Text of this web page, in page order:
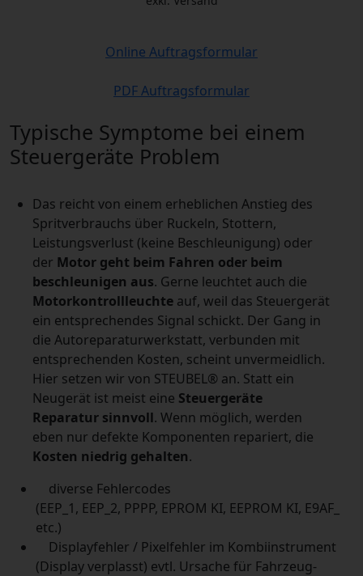
Online Auftragsformular
PDF Auftragsformular
Typische Symptome bei einem
Steuergeräte Problem
Das reicht von einem erheblichen Anstieg des
Spritverbrauchs über Ruckeln, Stottern,
Leistungsverlust (keine Beschleunigung) oder
der Motor geht beim Fahren oder beim
beschleunigen aus. Gerne leuchtet auch die
Motorkontrollleuchte auf, weil das Steuergerät
ein entsprechendes Signal schickt. Der Gang in
die Autoreparaturwerkstatt, verbunden mit
entsprechenden Kosten, scheint unvermeidlich.
Hier setzen wir von STEUBEL® an. Statt ein
Neugerät ist meist eine Steuergeräte
Reparatur sinnvoll. Wenn möglich, werden
eben nur defekte Komponenten repariert, die
Kosten niedrig gehalten.
diverse Fehlercodes
(EEP_1, EEP_2, PPPP, EPROM KI, EEPROM KI, E9AF_
etc.)
Displayfehler / Pixelfehler im Kombiinstrument
(Display verplasst) evtl. Ursache für Fahrzeug-